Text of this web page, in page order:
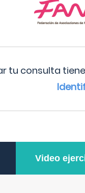
tu consulta
Video